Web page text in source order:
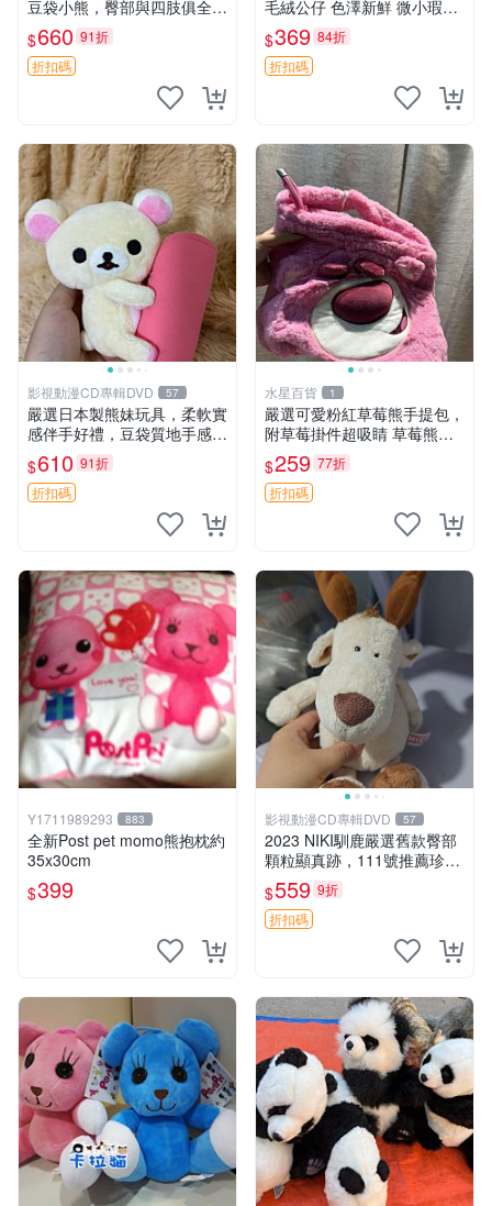
豆袋小熊，臀部與四肢俱全，
坐高11公分，附原盒與吊牌
收藏。藍鼻子小熊，值得擁有
玩具 憶熊
$660 91折
折扣碼
毛絨公仔 色澤新鮮 微小瑕疵
可收藏 中古 安撫熊 條紋公仔
$369 84折
折扣碼
影視動漫CD專輯DVD 57
嚴選日本製熊妹玩具，柔軟實
感伴手好禮，豆袋質地手感
佳，抱枕小熊 recom 推薦 白
色豆袋 玩具
$610 91折
折扣碼
水星百貨 1
嚴選可愛粉紅草莓熊手提包，
附草莓掛件超吸睛 草莓熊手
提包 草莓掛件 可愛portunes
e
$259 77折
折扣碼
Y1711989293 883
全新Post pet momo熊抱枕約
35x30cm
$399
影視動漫CD專輯DVD 57
2023 NIKI馴鹿嚴選舊款臀部
顆粒顯真跡，111號推薦珍藏
品 馴鹿 舊款 尾巴顆粒
$559 9折
折扣碼